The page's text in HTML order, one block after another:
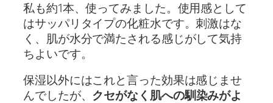
私も約1本、使ってみました。使用感として
はサッパリタイプの化粧水です。刺激はな
く、肌が水分で満たされる感じがして気持
ちよいです。
保湿以外にはこれと言った効果は感じませ
んでしたが、 クセがなく肌への馴染みがよ